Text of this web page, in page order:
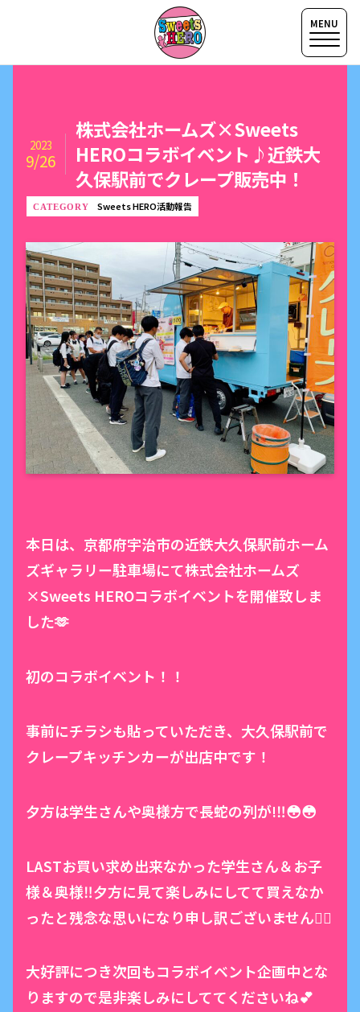
株式会社ホームズ×Sweets
HEROコラボイベント♪近鉄大
久保駅前でクレープ販売中！
2023
9/26
Sweets HERO活動報告
本日は、京都府宇治市の近鉄大久保駅前ホーム
ズギャラリー駐車場にて株式会社ホームズ
×Sweets HEROコラボイベントを開催致しま
した🫶
初のコラボイベント！！
事前にチラシも貼っていただき、大久保駅前で
クレープキッチンカーが出店中です！
夕方は学生さんや奥様方で長蛇の列が!‼️😳😳
LASTお買い求め出来なかった学生さん＆お子
様＆奥様‼️夕方に見て楽しみにしてて買えなか
ったと残念な思いになり申し訳ございません🙇‍♀️
大好評につき次回もコラボイベント企画中とな
りますので是非楽しみにしててくださいね💕︎